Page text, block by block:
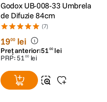
Godox UB-008-33 Umbrela
de Difuzie 84cm
(7)
1900 lei
Preț anterior:51 00 lei
PRP:51 00 lei